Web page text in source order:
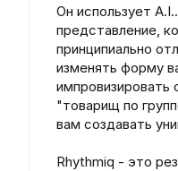
Он использует
представление,
принципиально
изменять форму
"товарищ по
вам создавать
Rhythmiq - это